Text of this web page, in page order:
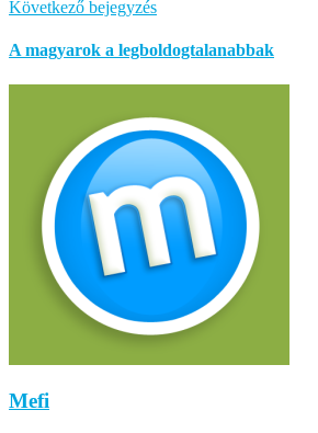
Következő bejegyzés
A magyarok a legboldogtalanabbak
Mefi